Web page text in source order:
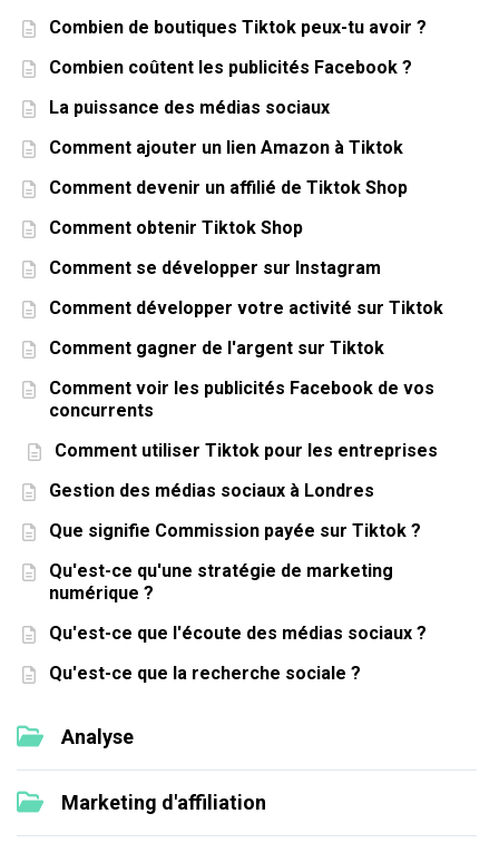
Combien de boutiques Tiktok peux-tu avoir ?
Combien coûtent les publicités Facebook ?
La puissance des médias sociaux
Comment ajouter un lien Amazon à Tiktok
Comment devenir un affilié de Tiktok Shop
Comment obtenir Tiktok Shop
Comment se développer sur Instagram
Comment développer votre activité sur Tiktok
Comment gagner de l'argent sur Tiktok
Comment voir les publicités Facebook de vos
concurrents
Comment utiliser Tiktok pour les entreprises
Gestion des médias sociaux à Londres
Que signifie Commission payée sur Tiktok ?
Qu'est-ce qu'une stratégie de marketing
numérique ?
Qu'est-ce que l'écoute des médias sociaux ?
Qu'est-ce que la recherche sociale ?
Analyse
Marketing d'affiliation